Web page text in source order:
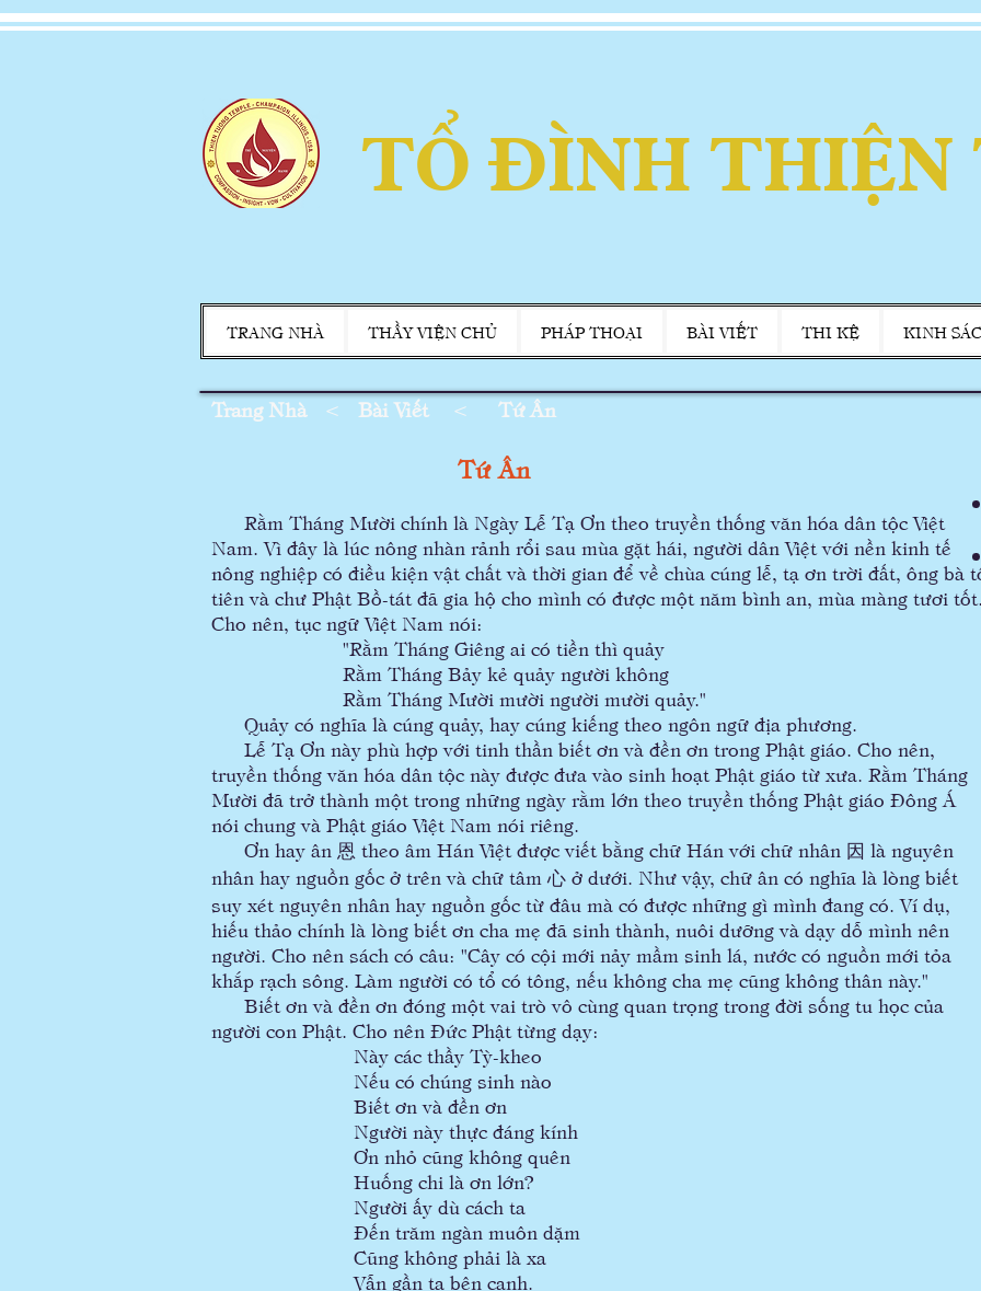
TỔ ĐÌNH THIỆN
TRANG NHÀ THẦY VIỆN CHỦ PHÁP THOẠI BÀI VIẾT THI KỆ KINH
Trang Nhà < Bài Viết < Tứ Ân
Tứ Ân
Rằm Tháng Mười chính là Ngày Lễ Tạ Ơn theo truyền thống văn hóa dân tộc Việt
Nam. Vì đây là lúc nông nhàn rảnh rổi sau mùa gặt hái, người dân Việt với nền kinh tế
nông nghiệp có điều kiện vật chất và thời gian để về chùa cúng lễ, tạ ơn trời đất, ông bà
tiên và chư Phật Bồ-tát đã gia hộ cho mình có được một năm bình an, mùa màng tươi
Cho nên, tục ngữ Việt Nam nói:
"Rằm Tháng Giêng ai có tiền thì quảy
Rằm Tháng Bảy kẻ quảy người không
Rằm Tháng Mười mười người mười quảy."
Quảy có nghĩa là cúng quảy, hay cúng kiếng theo ngôn ngữ địa phương.
Lễ Tạ Ơn này phù hợp với tinh thần biết ơn và đền ơn trong Phật giáo. Cho nên,
truyền thống văn hóa dân tộc này được đưa vào sinh hoạt Phật giáo từ xưa. Rằm Tháng
Mười đã trở thành một trong những ngày rằm lớn theo truyền thống Phật giáo Đông Á
nói chung và Phật giáo Việt Nam nói riêng.
Ơn hay ân 恩 theo âm Hán Việt được viết bằng chữ Hán với chữ nhân 因 là nguyên
nhân hay nguồn gốc ở trên và chữ tâm 心 ở dưới. Như vậy, chữ ân có nghĩa là lòng biết
suy xét nguyên nhân hay nguồn gốc từ đâu mà có được những gì mình đang có. Ví dụ,
hiếu thảo chính là lòng biết ơn cha mẹ đã sinh thành, nuôi dưỡng và dạy dỗ mình nên
người. Cho nên sách có câu: "Cây có cội mới nảy mầm sinh lá, nước có nguồn mới tỏa
khắp rạch sông. Làm người có tổ có tông, nếu không cha mẹ cũng không thân này."
Biết ơn và đền ơn đóng một vai trò vô cùng quan trọng trong đời sống tu học của
người con Phật. Cho nên Đức Phật từng dạy:
Này các thầy Tỳ-kheo
Nếu có chúng sinh nào
Biết ơn và đền ơn
Người này thực đáng kính
Ơn nhỏ cũng không quên
Huống chi là ơn lớn?
Người ấy dù cách ta
Đến trăm ngàn muôn dặm
Cũng không phải là xa
Vẫn gần ta bên cạnh.